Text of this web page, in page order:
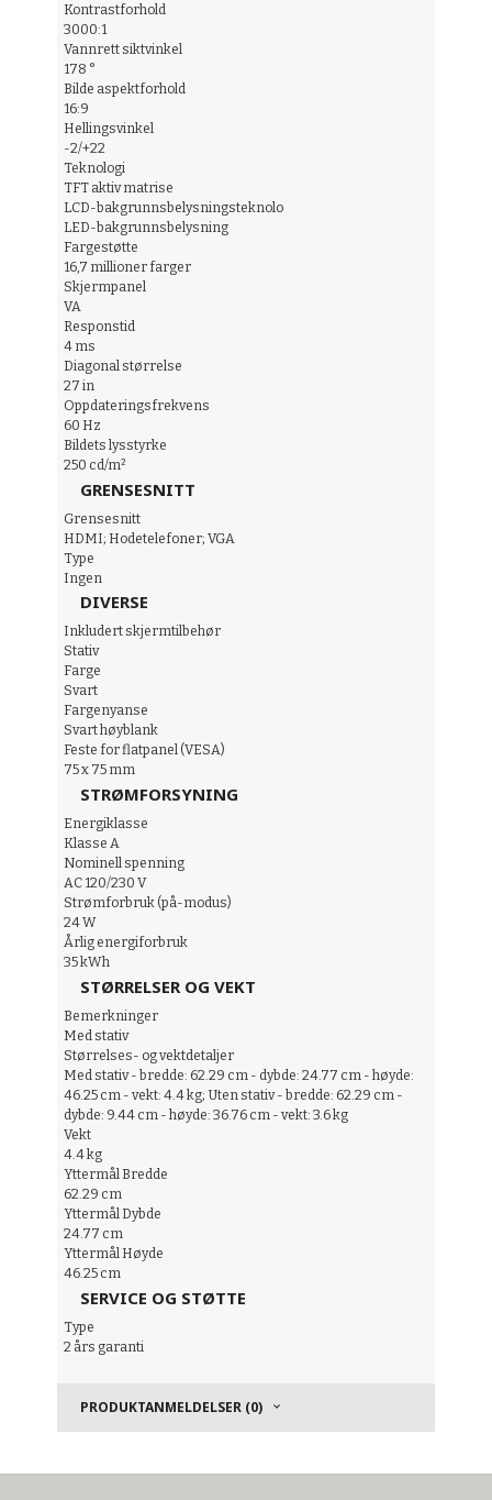
Kontrastforhold
3000:1
Vannrett siktvinkel
178 °
Bilde aspektforhold
16:9
Hellingsvinkel
-2/+22
Teknologi
TFT aktiv matrise
LCD-bakgrunnsbelysningsteknolo
LED-bakgrunnsbelysning
Fargestøtte
16,7 millioner farger
Skjermpanel
VA
Responstid
4 ms
Diagonal størrelse
27 in
Oppdateringsfrekvens
60 Hz
Bildets lysstyrke
250 cd/m²
GRENSESNITT
Grensesnitt
HDMI; Hodetelefoner; VGA
Type
Ingen
DIVERSE
Inkludert skjermtilbehør
Stativ
Farge
Svart
Fargenyanse
Svart høyblank
Feste for flatpanel (VESA)
75 x 75 mm
STRØMFORSYNING
Energiklasse
Klasse A
Nominell spenning
AC 120/230 V
Strømforbruk (på-modus)
24 W
Årlig energiforbruk
35 kWh
STØRRELSER OG VEKT
Bemerkninger
Med stativ
Størrelses- og vektdetaljer
Med stativ - bredde: 62.29 cm - dybde: 24.77 cm - høyde:
46.25 cm - vekt: 4.4 kg; Uten stativ - bredde: 62.29 cm -
dybde: 9.44 cm - høyde: 36.76 cm - vekt: 3.6 kg
Vekt
4.4 kg
Yttermål Bredde
62.29 cm
Yttermål Dybde
24.77 cm
Yttermål Høyde
46.25 cm
SERVICE OG STØTTE
Type
2 års garanti
PRODUKTANMELDELSER (0)